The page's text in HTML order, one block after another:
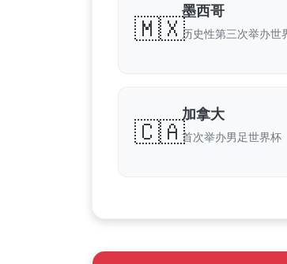
🇲🇽
墨西哥
历史性第三次举办世
🇨🇦
加拿大
首次举办男足世界杯